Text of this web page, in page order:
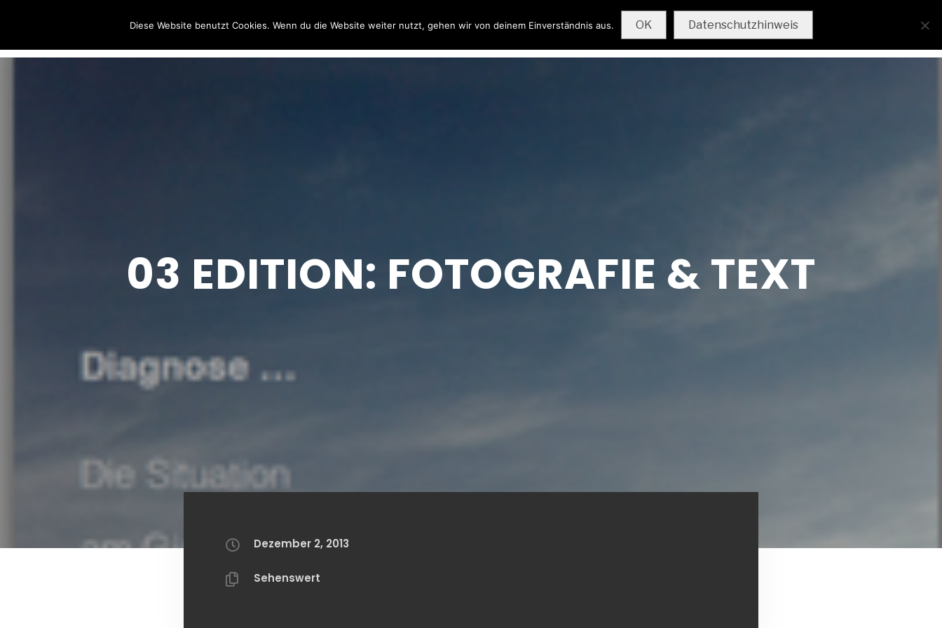
AKTUELL
03 EDITION: FOTOGRAFIE & TEXT
Dezember 2, 2013
Sehenswert
Diese Website benutzt Cookies. Wenn du die Website weiter nutzt, gehen wir von deinem Einverständnis aus. OK Datenschutzhinweis